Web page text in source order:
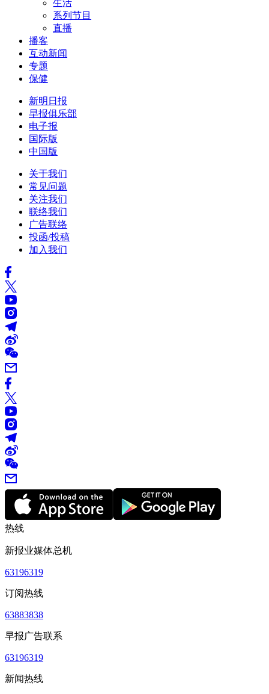
生活
系列节目
直播
播客
互动新闻
专题
保健
新明日报
早报俱乐部
电子报
国际版
中国版
关于我们
常见问题
关注我们
联络我们
广告联络
投函/投稿
加入我们
热线
新报业媒体总机
63196319
订阅热线
63883838
早报广告联系
63196319
新闻热线